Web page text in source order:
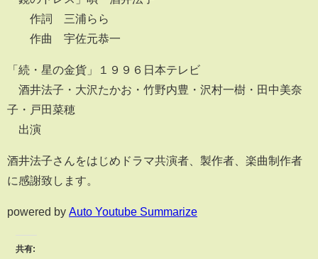
作詞 三浦らら
作曲 宇佐元恭一
「続・星の金貨」１９９６日本テレビ
酒井法子・大沢たかお・竹野内豊・沢村一樹・田中美奈
子・戸田菜穂
出演
酒井法子さんをはじめドラマ共演者、製作者、楽曲制作者
に感謝致します。
powered by Auto Youtube Summarize
共有: